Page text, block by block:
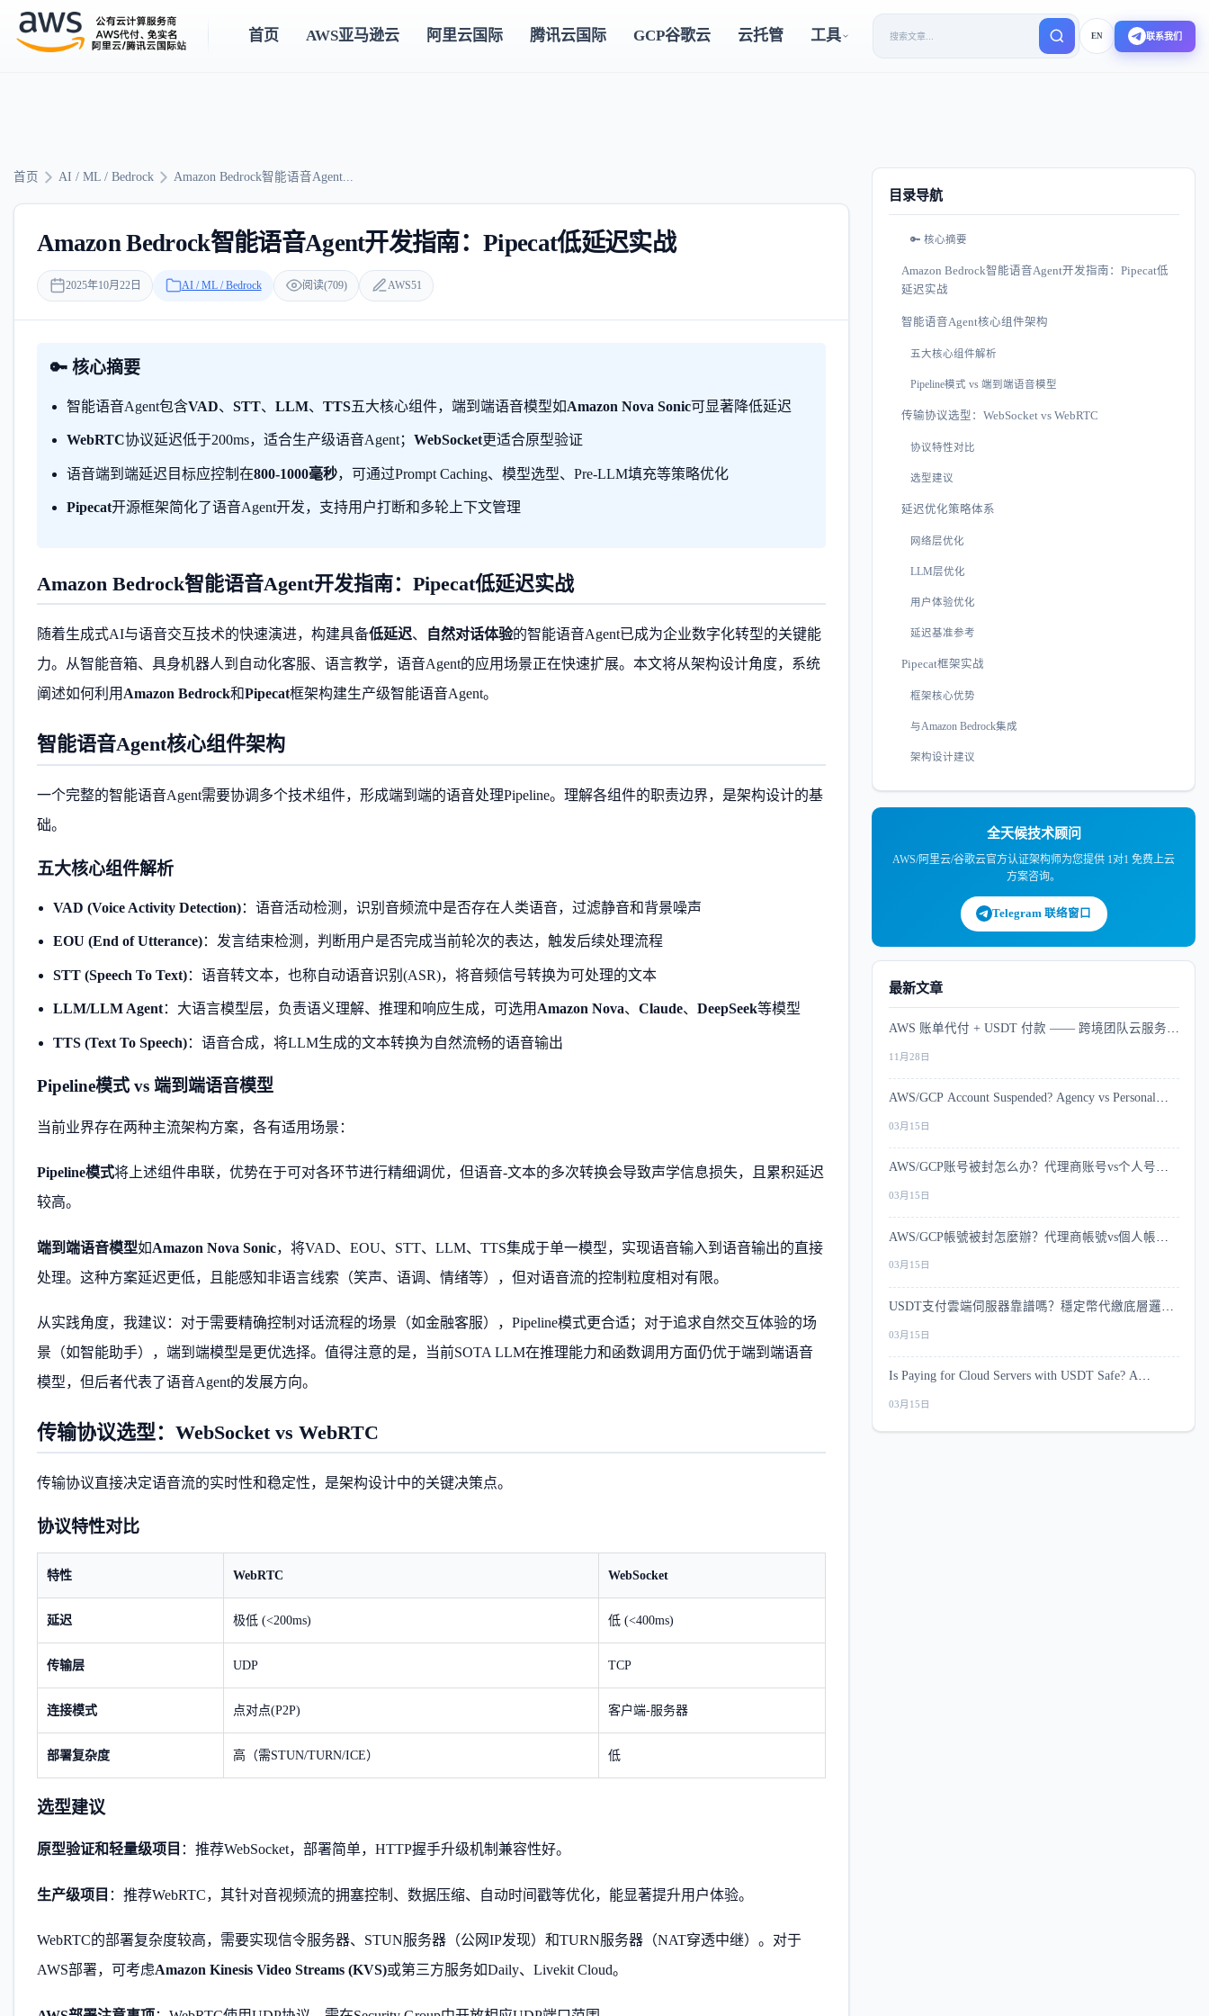
首页 AWS亚马逊云 阿里云国际 腾讯云国际 GCP谷歌云 云托管 工具 EN 联系我们
首页 AI / ML / Bedrock Amazon Bedrock智能语音Agent...
Amazon Bedrock智能语音Agent开发指南：Pipecat低延迟实战
2025年10月22日 AI / ML / Bedrock 阅读(709) AWS51
🔑 核心摘要
智能语音Agent包含VAD、 STT、 LLM、 TTS五大核心组件，端到端语音模型如Amazon Nova Sonic可显著降低延迟
WebRTC协议延迟低于200ms，适合生产级语音Agent； WebSocket更适合原型验证
语音端到端延迟目标应控制在800-1000毫秒，可通过Prompt Caching、模型选型、Pre-LLM填充等策略优化
Pipecat开源框架简化了语音Agent开发，支持用户打断和多轮上下文管理
Amazon Bedrock智能语音Agent开发指南：Pipecat低延迟实战
随着生成式AI与语音交互技术的快速演进，构建具备低延迟、 自然对话体验的智能语音Agent已成为企业数字化转型的关键能
力。从智能音箱、具身机器人到自动化客服、语言教学，语音Agent的应用场景正在快速扩展。本文将从架构设计角度，系统
阐述如何利用 Amazon Bedrock和Pipecat框架构建生产级智能语音Agent。
智能语音Agent核心组件架构
一个完整的智能语音Agent需要协调多个技术组件，形成端到端的语音处理Pipeline。理解各组件的职责边界，是架构设计的基
础。
五大核心组件解析
VAD (Voice Activity Detection)：语音活动检测，识别音频流中是否存在人类语音，过滤静音和背景噪声
EOU (End of Utterance)：发言结束检测，判断用户是否完成当前轮次的表达，触发后续处理流程
STT (Speech To Text)：语音转文本，也称自动语音识别(ASR)，将音频信号转换为可处理的文本
LLM/LLM Agent：大语言模型层，负责语义理解、推理和响应生成，可选用 Amazon Nova、 Claude、 DeepSeek等模型
TTS (Text To Speech)：语音合成，将LLM生成的文本转换为自然流畅的语音输出
Pipeline模式 vs 端到端语音模型
当前业界存在两种主流架构方案，各有适用场景：
Pipeline模式将上述组件串联，优势在于可对各环节进行精细调优，但语音-文本的多次转换会导致声学信息损失，且累积延迟
较高。
端到端语音模型如Amazon Nova Sonic，将VAD、EOU、STT、LLM、TTS集成于单一模型，实现语音输入到语音输出的直接
处理。这种方案延迟更低，且能感知非语言线索（笑声、语调、情绪等），但对语音流的控制粒度相对有限。
从实践角度，我建议：对于需要精确控制对话流程的场景（如金融客服），Pipeline模式更合适；对于追求自然交互体验的场
景（如智能助手），端到端模型是更优选择。值得注意的是，当前SOTA LLM在推理能力和函数调用方面仍优于端到端语音
模型，但后者代表了语音Agent的发展方向。
传输协议选型：WebSocket vs WebRTC
传输协议直接决定语音流的实时性和稳定性，是架构设计中的关键决策点。
协议特性对比
特性 WebRTC WebSocket
延迟 极低 (<200ms) 低 (<400ms)
传输层 UDP TCP
连接模式 点对点(P2P) 客户端-服务器
部署复杂度 高（需STUN/TURN/ICE） 低
选型建议
原型验证和轻量级项目 ：推荐WebSocket，部署简单，HTTP握手升级机制兼容性好。
生产级项目 ：推荐WebRTC，其针对音视频流的拥塞控制、数据压缩、自动时间戳等优化，能显著提升用户体验。
WebRTC的部署复杂度较高，需要实现信令服务器、STUN服务器（公网IP发现）和TURN服务器（NAT穿透中继）。对于
AWS部署，可考虑Amazon Kinesis Video Streams (KVS)或第三方服务如Daily、Livekit Cloud。
目录导航
🔑 核心摘要
Amazon Bedrock智能语音Agent开发指南：Pipecat低
延迟实战
智能语音Agent核心组件架构
五大核心组件解析
Pipeline模式 vs 端到端语音模型
传输协议选型：WebSocket vs WebRTC
协议特性对比
选型建议
延迟优化策略体系
网络层优化
LLM层优化
用户体验优化
延迟基准参考
Pipecat框架实战
框架核心优势
与Amazon Bedrock集成
架构设计建议
全天候技术顾问
AWS/阿里云/谷歌云官方认证架构师为您提供 1对1 免费上云
方案咨询。
Telegram 联络窗口
最新文章
AWS 账单代付 + USDT 付款 —— 跨境团队云服务支
11月28日
AWS/GCP Account Suspended? Agency vs Personal
03月15日
AWS/GCP账号被封怎么办？代理商账号vs个人号风
03月15日
AWS/GCP帳號被封怎麼辦？代理商帳號vs個人帳號
03月15日
USDT支付雲端伺服器靠譜嗎？穩定幣代繳底層邏輯
03月15日
Is Paying for Cloud Servers with USDT Safe? A
03月15日